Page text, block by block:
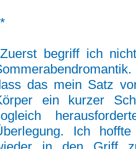
*
Zuerst begriff ich
das mein Satz
ein kurzer
Ich